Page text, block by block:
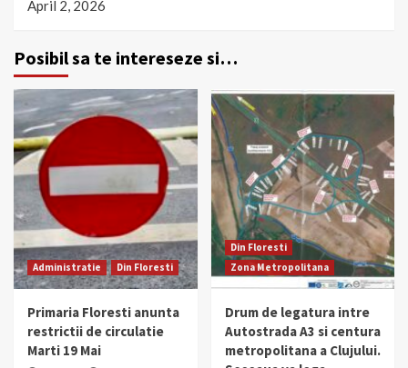
April 2, 2026
Posibil sa te intereseze si…
Administratie Din Floresti
Primaria Floresti anunta
restrictii de circulatie
Marti 19 Mai
Din Floresti
Zona Metropolitana
Drum de legatura intre
Autostrada A3 si centura
metropolitana a Clujului.